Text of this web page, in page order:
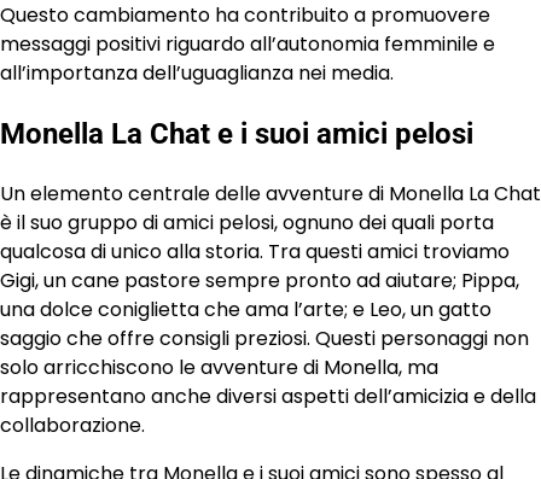
Questo cambiamento ha contribuito a promuovere
messaggi positivi riguardo all’autonomia femminile e
all’importanza dell’uguaglianza nei media.
Monella La Chat e i suoi amici pelosi
Un elemento centrale delle avventure di Monella La Chat
è il suo gruppo di amici pelosi, ognuno dei quali porta
qualcosa di unico alla storia. Tra questi amici troviamo
Gigi, un cane pastore sempre pronto ad aiutare; Pippa,
una dolce coniglietta che ama l’arte; e Leo, un gatto
saggio che offre consigli preziosi. Questi personaggi non
solo arricchiscono le avventure di Monella, ma
rappresentano anche diversi aspetti dell’amicizia e della
collaborazione.